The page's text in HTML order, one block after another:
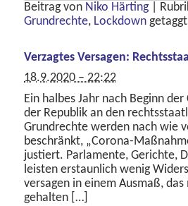
Beitrag von Niko Härting
Grundrechte, Lockdown getaggt
Verzagtes Versagen:
18.9.2020 – 22:22
Ein halbes Jahr nach Beginn
der Republik an den
Grundrechte werden nach wie
beschränkt, „Corona-
justiert. Parlamente, Gerichte,
leisten erstaunlich wenig
versagen in einem Ausmaß,
gehalten […]